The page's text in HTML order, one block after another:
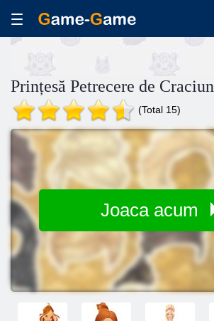
Prințesă Petrecere de Craciun
(Total 15)
Joaca acum